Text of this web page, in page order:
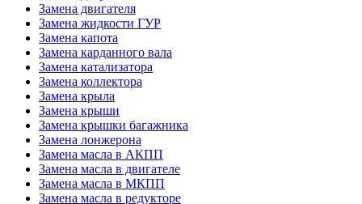
Замена двигателя
Замена жидкости ГУР
Замена капота
Замена карданного вала
Замена катализатора
Замена коллектора
Замена крыла
Замена крыши
Замена крышки багажника
Замена лонжерона
Замена масла в АКПП
Замена масла в двигателе
Замена масла в МКПП
Замена масла в редукторе